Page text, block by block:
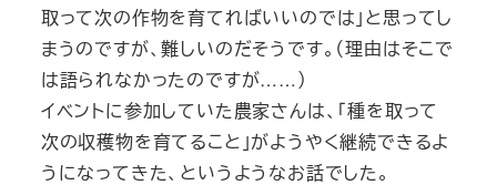
取って次の作物を育てればいいのでは」と思ってし
まうのですが、難しいのだそうです。（理由はそこで
は語られなかったのですが……）
イベントに参加していた農家さんは、「種を取って
次の収穫物を育てること」がようやく継続できるよ
うになってきた、というようなお話でした。